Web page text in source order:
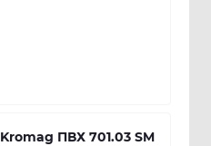
Kromag ПВХ 701.03 SM